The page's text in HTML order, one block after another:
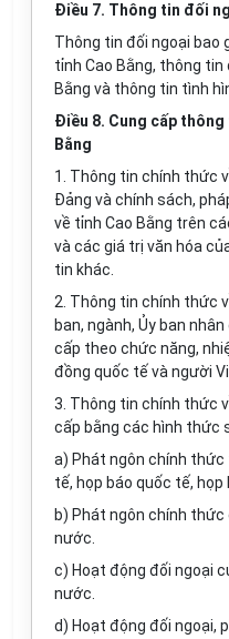
Điều 7. Thông tin đối
Thông tin đối ngoại bao
tỉnh Cao Bằng, thông tin
Bằng và thông tin tình
Điều 8. Cung cấp
Bằng
1. Thông tin chính thức
Đảng và chính sách,
về tỉnh Cao Bằng trên
và các giá trị văn hóa
tin khác.
2. Thông tin chính thức
ban, ngành, Ủy ban
cấp theo chức năng,
đồng quốc tế và người
3. Thông tin chính thức
cấp bằng các hình thức
a) Phát ngôn chính
tế, họp báo quốc tế, họp
b) Phát ngôn chính thức
nước.
c) Hoạt động đối ngoại
nước.
d) Hoạt động đối ngoại,